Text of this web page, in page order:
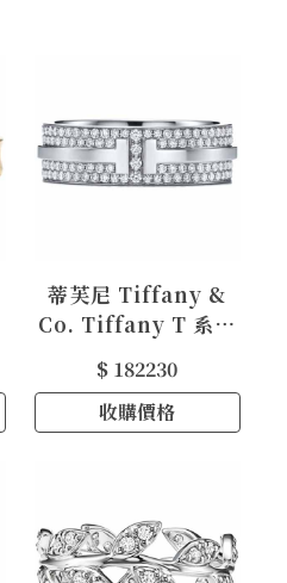
蒂芙尼 Tiffany &
Co. Tiffany T 系列
戒指，寬 5.8 毫米
$ 182230
收購價格